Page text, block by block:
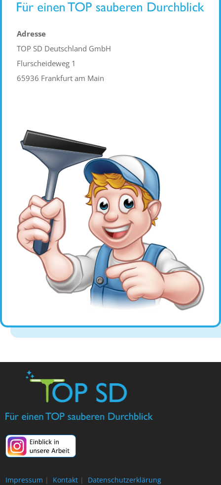
Adresse
TOP SD Deutschland GmbH
Flurscheideweg 1
65936 Frankfurt am Main
Impressum | Kontakt |
Datenschutzerklärung